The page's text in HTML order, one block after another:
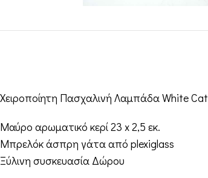
Χειροποίητη Πασχαλινή Λαμπάδα White Cat
Mαύρο αρωματικό κερί 23 x 2,5 εκ.
Μπρελόκ άσπρη γάτα από plexiglass
Ξύλινη συσκευασία Δώρου